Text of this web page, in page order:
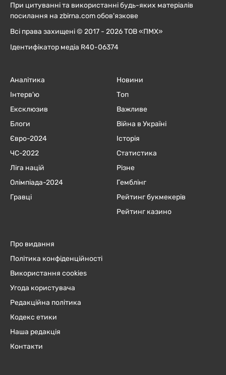
При цитуванні та використанні будь-яких матеріалів
посилання на zbirna.com обов'язкове
Всі права захищені © 2017 - 2026 ТОВ «ПМХ»
Ідентифікатор медіа R40-06374
Аналітика
Інтерв'ю
Ексклюзив
Блоги
Євро-2024
ЧC-2022
Ліга націй
Олімпіада-2024
Гравці
Новини
Топ
Важливе
Війна в Україні
Історія
Статистика
Різне
Гемблінг
Рейтинг букмекерів
Рейтинг казино
Про видання
Політика конфіденційності
Використання cookies
Угода користувача
Редакційна політика
Кодекс етики
Наша редакція
Контакти